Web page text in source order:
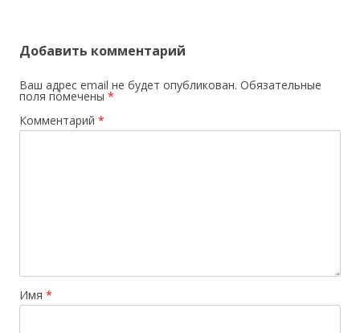
Добавить комментарий
Ваш адрес email не будет опубликован. Обязательные
поля помечены *
Комментарий *
Имя *